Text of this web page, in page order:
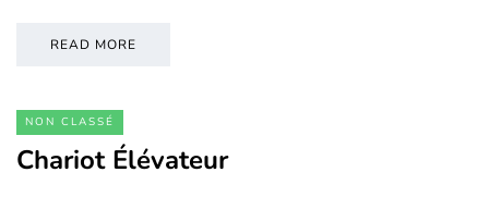
READ MORE
NON CLASSÉ
Chariot Élévateur